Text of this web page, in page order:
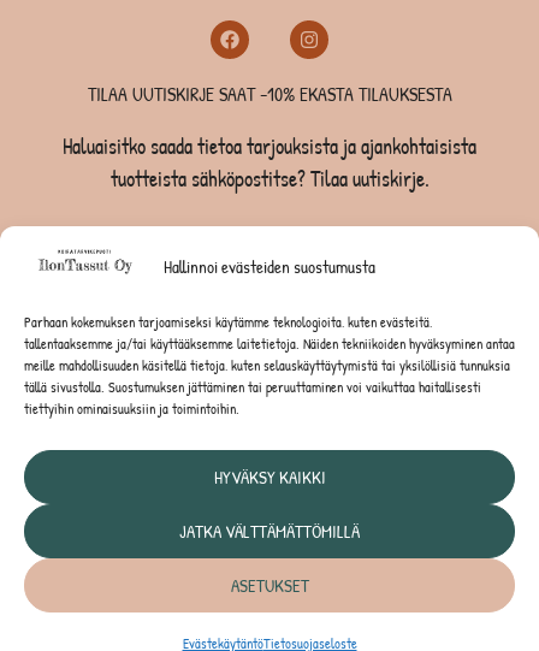
Hallinnoi evästeiden suostumusta
Parhaan kokemuksen tarjoamiseksi käytämme teknologioita, kuten evästeitä,
tallentaaksemme ja/tai käyttääksemme laitetietoja. Näiden tekniikoiden hyväksyminen antaa
meille mahdollisuuden käsitellä tietoja, kuten selauskäyttäytymistä tai yksilöllisiä tunnuksia
tällä sivustolla. Suostumuksen jättäminen tai peruuttaminen voi vaikuttaa haitallisesti
tiettyihin ominaisuuksiin ja toimintoihin.
HYVÄKSY KAIKKI
JATKA VÄLTTÄMÄTTÖMILLÄ
ASETUKSET
EvästekäytäntöTietosuojaseloste
TILAA UUTISKIRJE SAAT -10% EKASTA TILAUKSESTA
Haluaisitko saada tietoa tarjouksista ja ajankohtaisista
tuotteista sähköpostitse? Tilaa uutiskirje.
TILAA UUTISKIRJE -SAAT -10% EKASTA TILAUKSESTA
KISSOILLE
JYRSIJÖILLE